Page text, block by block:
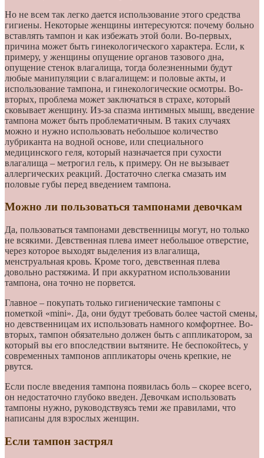
Но не всем так легко дается использование этого средства
гигиены. Некоторые женщины интересуются: почему больно
вставлять тампон и как избежать этой боли. Во-первых,
причина может быть гинекологического характера. Если, к
примеру, у женщины опущение органов тазового дна,
опущение стенок влагалища, тогда болезненными будут
любые манипуляции с влагалищем: и половые акты, и
использование тампона, и гинекологические осмотры. Во-
вторых, проблема может заключаться в страхе, который
сковывает женщину. Из-за спазма интимных мышц, введение
тампона может быть проблематичным. В таких случаях
можно и нужно использовать небольшое количество
лубриканта на водной основе, или специального
медицинского геля, который назначается при сухости
влагалища – метрогил гель, к примеру. Он не вызывает
аллергических реакций. Достаточно слегка смазать им
половые губы перед введением тампона.
Можно ли пользоваться тампонами девочкам
Да, пользоваться тампонами девственницы могут, но только
не всякими. Девственная плева имеет небольшое отверстие,
через которое выходят выделения из влагалища,
менструальная кровь. Кроме того, девственная плева
довольно растяжима. И при аккуратном использовании
тампона, она точно не порвется.
Главное – покупать только гигиенические тампоны с
пометкой «mini». Да, они будут требовать более частой смены,
но девственницам их использовать намного комфортнее. Во-
вторых, тампон обязательно должен быть с аппликатором, за
который вы его впоследствии вытяните. Не беспокойтесь, у
современных тампонов аппликаторы очень крепкие, не
рвутся.
Если после введения тампона появилась боль – скорее всего,
он недостаточно глубоко введен. Девочкам использовать
тампоны нужно, руководствуясь теми же правилами, что
написаны для взрослых женщин.
Если тампон застрял